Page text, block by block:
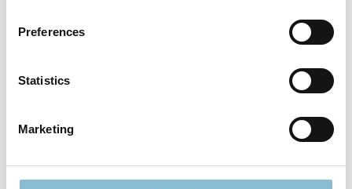
Preferences
Statistics
Marketing
Preise